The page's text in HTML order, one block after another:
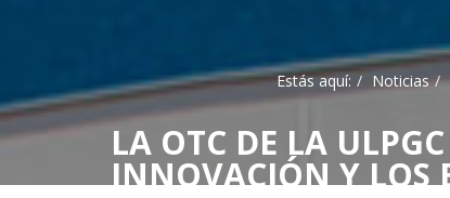
LA OTC DE LA
INNOVACIÓN Y LOS
Estás aquí: Noticias